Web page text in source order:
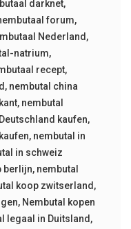
darknet,
forum,
Nederland ,
natrium,
recept,
, nembutal china
, nembutal
kaufen,
, nembutal in
in schweiz
berlijn, nembutal
koop zwitserland ,
, Nembutal kopen
legaal in Duitsland ,